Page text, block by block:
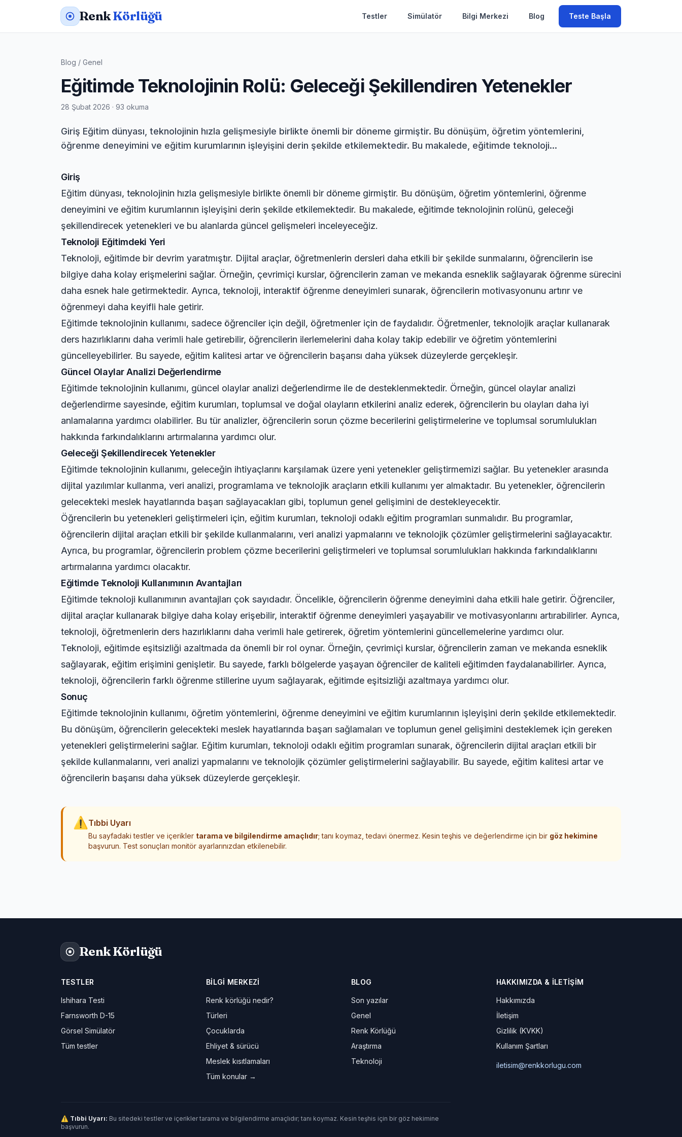
RenkKörlüğü Testler Simülatör Bilgi Merkezi Blog Teste Başla
Blog / Genel
Eğitimde Teknolojinin Rolü: Geleceği Şekillendiren Yetenekler
28 Şubat 2026 · 93 okuma
Giriş Eğitim dünyası, teknolojinin hızla gelişmesiyle birlikte önemli bir döneme girmiştir. Bu dönüşüm, öğretim yöntemlerini,
öğrenme deneyimini ve eğitim kurumlarının işleyişini derin şekilde etkilemektedir. Bu makalede, eğitimde teknoloji...
Giriş
Eğitim dünyası, teknolojinin hızla gelişmesiyle birlikte önemli bir döneme girmiştir. Bu dönüşüm, öğretim yöntemlerini, öğrenme
deneyimini ve eğitim kurumlarının işleyişini derin şekilde etkilemektedir. Bu makalede, eğitimde teknolojinin rolünü, geleceği
şekillendirecek yetenekleri ve bu alanlarda güncel gelişmeleri inceleyeceğiz.
Teknoloji Eğitimdeki Yeri
Teknoloji, eğitimde bir devrim yaratmıştır. Dijital araçlar, öğretmenlerin dersleri daha etkili bir şekilde sunmalarını, öğrencilerin ise
bilgiye daha kolay erişmelerini sağlar. Örneğin, çevrimiçi kurslar, öğrencilerin zaman ve mekanda esneklik sağlayarak öğrenme sürecini
daha esnek hale getirmektedir. Ayrıca, teknoloji, interaktif öğrenme deneyimleri sunarak, öğrencilerin motivasyonunu artırır ve
öğrenmeyi daha keyifli hale getirir.
Eğitimde teknolojinin kullanımı, sadece öğrenciler için değil, öğretmenler için de faydalıdır. Öğretmenler, teknolojik araçlar kullanarak
ders hazırlıklarını daha verimli hale getirebilir, öğrencilerin ilerlemelerini daha kolay takip edebilir ve öğretim yöntemlerini
güncelleyebilirler. Bu sayede, eğitim kalitesi artar ve öğrencilerin başarısı daha yüksek düzeylerde gerçekleşir.
Güncel Olaylar Analizi Değerlendirme
Eğitimde teknolojinin kullanımı, güncel olaylar analizi değerlendirme ile de desteklenmektedir. Örneğin, güncel olaylar analizi
değerlendirme sayesinde, eğitim kurumları, toplumsal ve doğal olayların etkilerini analiz ederek, öğrencilerin bu olayları daha iyi
anlamalarına yardımcı olabilirler. Bu tür analizler, öğrencilerin sorun çözme becerilerini geliştirmelerine ve toplumsal sorumlulukları
hakkında farkındalıklarını artırmalarına yardımcı olur.
Geleceği Şekillendirecek Yetenekler
Eğitimde teknolojinin kullanımı, geleceğin ihtiyaçlarını karşılamak üzere yeni yetenekler geliştirmemizi sağlar. Bu yetenekler arasında
dijital yazılımlar kullanma, veri analizi, programlama ve teknolojik araçların etkili kullanımı yer almaktadır. Bu yetenekler, öğrencilerin
gelecekteki meslek hayatlarında başarı sağlayacakları gibi, toplumun genel gelişimini de destekleyecektir.
Öğrencilerin bu yetenekleri geliştirmeleri için, eğitim kurumları, teknoloji odaklı eğitim programları sunmalıdır. Bu programlar,
öğrencilerin dijital araçları etkili bir şekilde kullanmalarını, veri analizi yapmalarını ve teknolojik çözümler geliştirmelerini sağlayacaktır.
Ayrıca, bu programlar, öğrencilerin problem çözme becerilerini geliştirmeleri ve toplumsal sorumlulukları hakkında farkındalıklarını
artırmalarına yardımcı olacaktır.
Eğitimde Teknoloji Kullanımının Avantajları
Eğitimde teknoloji kullanımının avantajları çok sayıdadır. Öncelikle, öğrencilerin öğrenme deneyimini daha etkili hale getirir. Öğrenciler,
dijital araçlar kullanarak bilgiye daha kolay erişebilir, interaktif öğrenme deneyimleri yaşayabilir ve motivasyonlarını artırabilirler. Ayrıca,
teknoloji, öğretmenlerin ders hazırlıklarını daha verimli hale getirerek, öğretim yöntemlerini güncellemelerine yardımcı olur.
Teknoloji, eğitimde eşitsizliği azaltmada da önemli bir rol oynar. Örneğin, çevrimiçi kurslar, öğrencilerin zaman ve mekanda esneklik
sağlayarak, eğitim erişimini genişletir. Bu sayede, farklı bölgelerde yaşayan öğrenciler de kaliteli eğitimden faydalanabilirler. Ayrıca,
teknoloji, öğrencilerin farklı öğrenme stillerine uyum sağlayarak, eğitimde eşitsizliği azaltmaya yardımcı olur.
Sonuç
Eğitimde teknolojinin kullanımı, öğretim yöntemlerini, öğrenme deneyimini ve eğitim kurumlarının işleyişini derin şekilde etkilemektedir.
Bu dönüşüm, öğrencilerin gelecekteki meslek hayatlarında başarı sağlamaları ve toplumun genel gelişimini desteklemek için gereken
yetenekleri geliştirmelerini sağlar. Eğitim kurumları, teknoloji odaklı eğitim programları sunarak, öğrencilerin dijital araçları etkili bir
şekilde kullanmalarını, veri analizi yapmalarını ve teknolojik çözümler geliştirmelerini sağlayabilir. Bu sayede, eğitim kalitesi artar ve
öğrencilerin başarısı daha yüksek düzeylerde gerçekleşir.
⚠ Tıbbi Uyarı
Bu sayfadaki testler ve içerikler tarama ve bilgilendirme amaçlıdır; tanı koymaz, tedavi önermez. Kesin teşhis ve değerlendirme için bir göz hekimine
başvurun. Test sonuçları monitör ayarlarınızdan etkilenebilir.
Renk Körlüğü
TESTLER
Ishihara Testi
Farnsworth D-15
Görsel Simülatör
Tüm testler
BILGI MERKEZI
Renk körlüğü nedir?
Türleri
Çocuklarda
Ehliyet & sürücü
Meslek kısıtlamaları
Tüm konular →
BLOG
Son yazılar
Genel
Renk Körlüğü
Araştırma
Teknoloji
HAKKIMIZDA & İLETIŞIM
Hakkımızda
İletişim
Gizlilik (KVKK)
Kullanım Şartları
iletisim@renkkorlugu.com
⚠ Tıbbi Uyarı: Bu sitedeki testler ve içerikler tarama ve bilgilendirme amaçlıdır; tanı koymaz. Kesin teşhis için bir göz hekimine
başvurun.